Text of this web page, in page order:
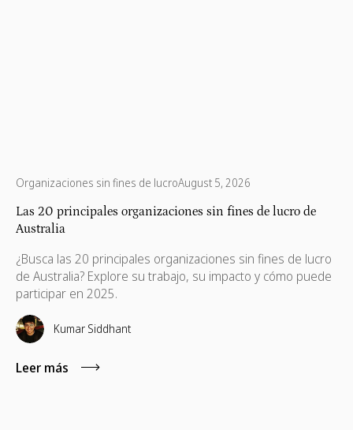
Organizaciones sin fines de lucroAugust 5, 2026
Las 20 principales organizaciones sin fines de lucro de
Australia
¿Busca las 20 principales organizaciones sin fines de lucro
de Australia? Explore su trabajo, su impacto y cómo puede
participar en 2025.
Kumar Siddhant
Leer más